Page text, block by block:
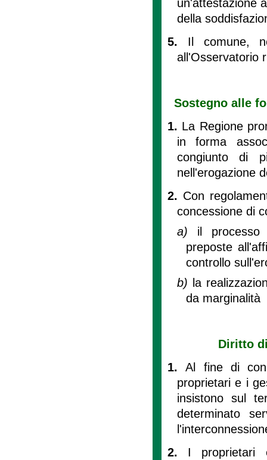
un'attestazione
della
5. Il comune,
all'Osservatorio
Sostegno alle
1. La Regione
in forma
congiunto di
nell'erogazione
2. Con
concessione di
a) il processo
preposte
controllo
b) la
da marginalità
Diritto
1.Al fine di
proprietari e i
insistono sul
determinato
2. I proprietari